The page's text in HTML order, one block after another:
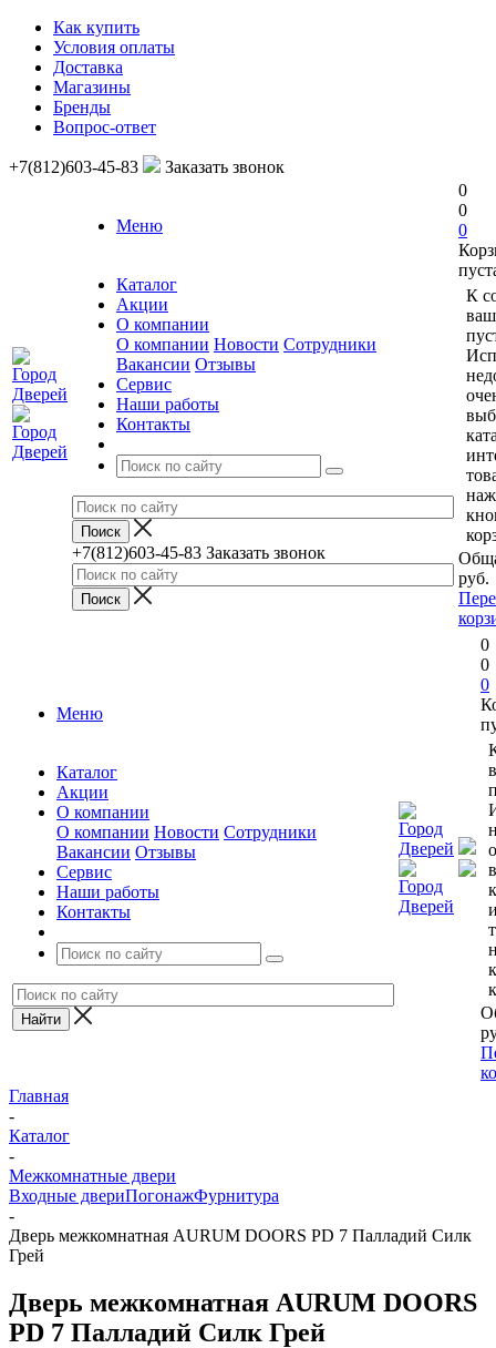
Как купить
Условия оплаты
Доставка
Магазины
Бренды
Вопрос-ответ
+7(812)603-45-83 Заказать звонок
Меню
Каталог
Акции
О компании
О компании Новости Сотрудники
Вакансии Отзывы
Сервис
Наши работы
Контакты
+7(812)603-45-83 Заказать звонок
0
0
0
К
руб.
Меню
Каталог
Акции
О компании
О компании Новости Сотрудники
Вакансии Отзывы
Сервис
Наши работы
Контакты
0
0
0
Главная
-
Каталог
-
Межкомнатные двери
Входные двериПогонажФурнитура
-
Дверь межкомнатная AURUM DOORS PD 7 Палладий Силк
Грей
Дверь межкомнатная AURUM DOORS
PD 7 Палладий Силк Грей